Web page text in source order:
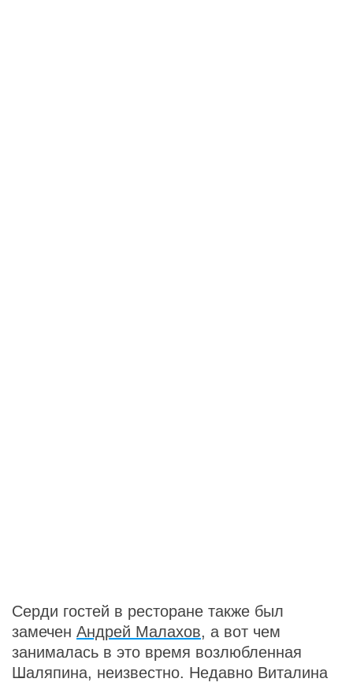
Серди гостей в ресторане также был
замечен Андрей Малахов, а вот чем
занималась в это время возлюбленная
Шаляпина, неизвестно. Недавно Виталина